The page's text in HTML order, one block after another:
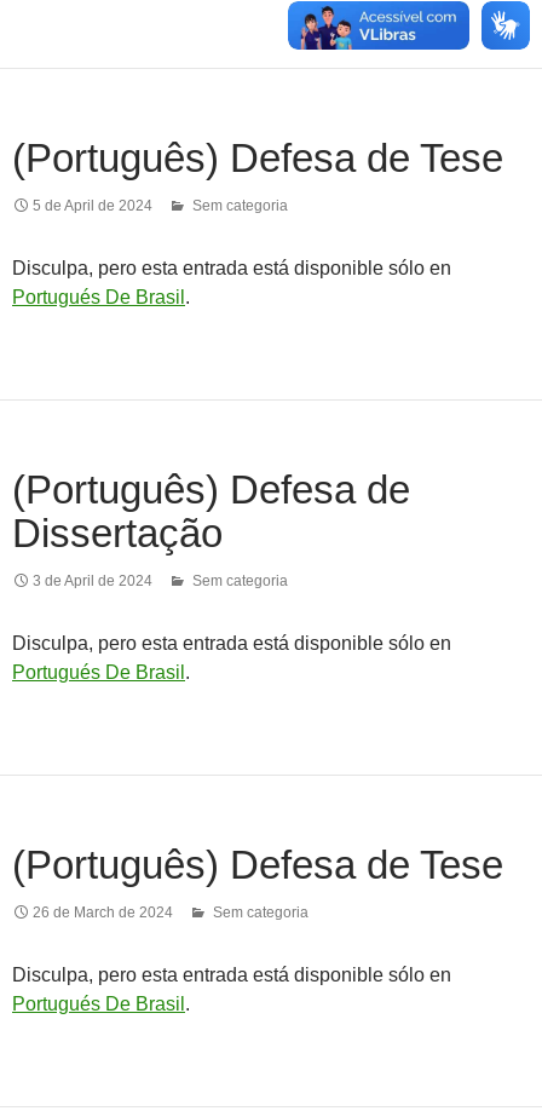
(Português) Defesa de Tese
5 de April de 2024 Sem categoria
Disculpa, pero esta entrada está disponible sólo en
Portugués De Brasil .
(Português) Defesa de
Dissertação
3 de April de 2024 Sem categoria
Disculpa, pero esta entrada está disponible sólo en
Portugués De Brasil .
(Português) Defesa de Tese
26 de March de 2024 Sem categoria
Disculpa, pero esta entrada está disponible sólo en
Portugués De Brasil .